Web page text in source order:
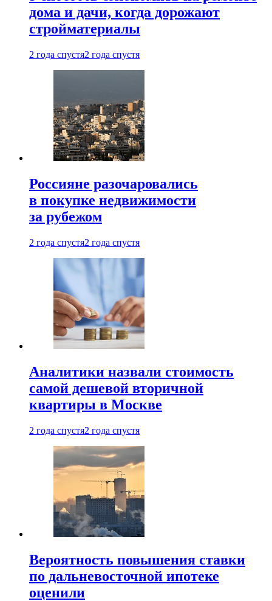
дома и дачи, когда дорожают
стройматериалы
2 года спустя2 года спустя
Россияне разочаровались
в покупке недвижимости
за рубежом
2 года спустя2 года спустя
Аналитики назвали стоимость
самой дешевой вторичной
квартиры в Москве
2 года спустя2 года спустя
Вероятность повышения ставки
по дальневосточной ипотеке
оценили